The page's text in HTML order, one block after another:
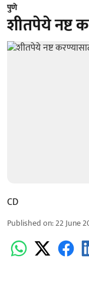
पुणे
शीतपेये नष्ट
CD
Published on:22 June